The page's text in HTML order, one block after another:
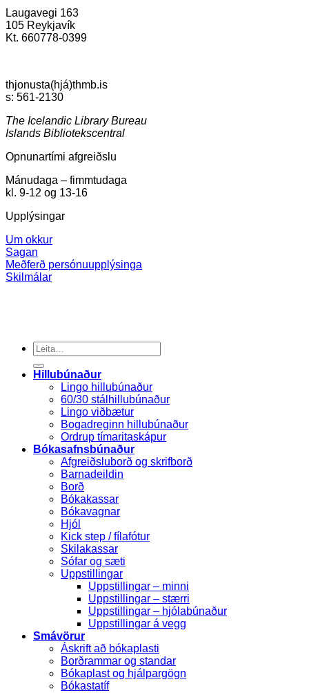
the
product
page
Laugavegi 163
105 Reykjavík
Kt. 660778-0399
thjonusta(hjá)thmb.is
s: 561-2130
The Icelandic Library Bureau
Islands Bibliotekscentral
Opnunartími afgreiðslu
Mánudaga – fimmtudaga
kl. 9-12 og 13-16
Upplýsingar
Um okkur
Sagan
Meðferð persónuupplýsinga
Skilmálar
Search
for:
Hillubúnaður
Lingo hillubúnaður
60/30 stálhillubúnaður
Lingo viðbætur
Bogadreginn hillubúnaður
Ordrup tímaritaskápur
Bókasafnsbúnaður
Afgreiðsluborð og skrifborð
Barnadeildin
Borð
Bókakassar
Bókavagnar
Hjól
Kick step / fílafótur
Skilakassar
Sófar og sæti
Uppstillingar
Uppstillingar – minni
Uppstillingar – stærri
Uppstillingar – hjólabúnaður
Uppstillingar á vegg
Smávörur
Áskrift að bókaplasti
Borðrammar og standar
Bókaplast og hjálpargögn
Bókastatíf